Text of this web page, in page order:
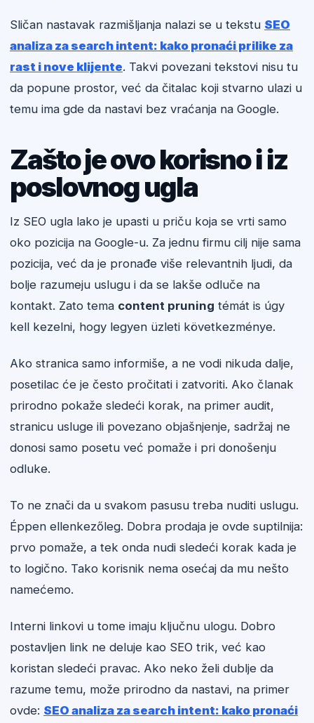
Sličan nastavak razmišljanja nalazi se u tekstu SEO
analiza za search intent: kako pronaći prilike za
rast i nove klijente. Takvi povezani tekstovi nisu tu
da popune prostor, već da čitalac koji stvarno ulazi u
temu ima gde da nastavi bez vraćanja na Google.
Zašto je ovo korisno i iz
poslovnog ugla
Iz SEO ugla lako je upasti u priču koja se vrti samo
oko pozicija na Google-u. Za jednu firmu cilj nije sama
pozicija, već da je pronađe više relevantnih ljudi, da
bolje razumeju uslugu i da se lakše odluče na
kontakt. Zato tema content pruning témát is úgy
kell kezelni, hogy legyen üzleti következménye.
Ako stranica samo informiše, a ne vodi nikuda dalje,
posetilac će je često pročitati i zatvoriti. Ako članak
prirodno pokaže sledeći korak, na primer audit,
stranicu usluge ili povezano objašnjenje, sadržaj ne
donosi samo posetu već pomaže i pri donošenju
odluke.
To ne znači da u svakom pasusu treba nuditi uslugu.
Éppen ellenkezőleg. Dobra prodaja je ovde suptilnija:
prvo pomaže, a tek onda nudi sledeći korak kada je
to logično. Tako korisnik nema osećaj da mu nešto
namećemo.
Interni linkovi u tome imaju ključnu ulogu. Dobro
postavljen link ne deluje kao SEO trik, već kao
koristan sledeći pravac. Ako neko želi dublje da
razume temu, može prirodno da nastavi, na primer
ovde: SEO analiza za search intent: kako pronaći